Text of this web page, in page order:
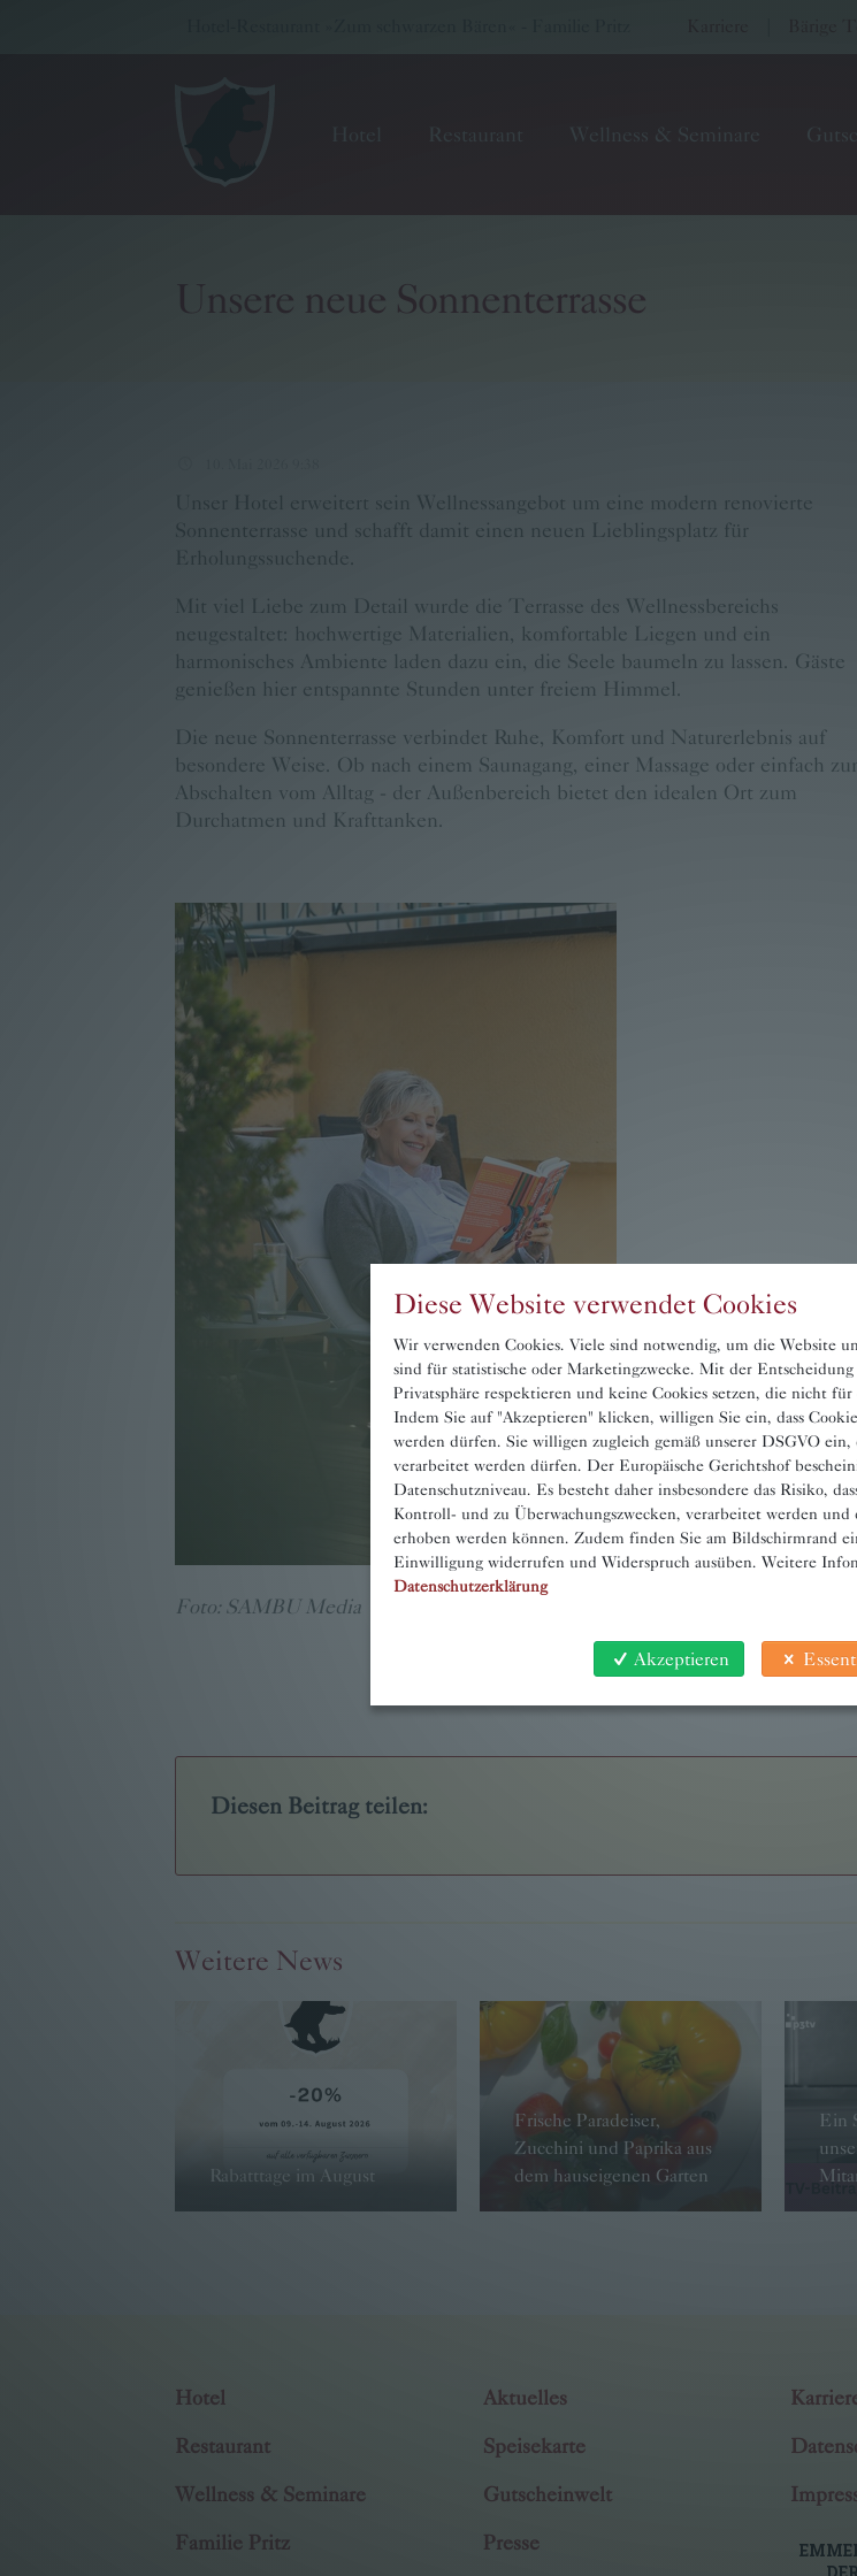
Restaurant Wellness & Seminare
Familie Pritz
Buchen
Unsere neue Sonnenterrasse
Unser Hotel erweitert sein Wellnessangebot um eine modern renovierte
Sonnenterrasse und schafft damit einen neuen Lieblingsplatz für
Erholungssuchende.
Mit viel Liebe zum Detail wurde die Terrasse des Wellnessbereichs
neugestaltet: hochwertige Materialien, komfortable Liegen und ein
harmonisches Ambiente laden dazu ein, die Seele baumeln zu lassen. Gäste
genießen hier entspannte Stunden unter freiem Himmel.
Die neue Sonnenterrasse verbindet Ruhe, Komfort und Naturerlebnis auf
besondere Weise. Ob nach einem Saunagang, einer Massage oder einfach
Abschalten vom Alltag - der Außenbereich bietet den idealen Ort zum
Durchatmen und Krafttanken.
Foto: SAMBU Media
Diesen Beitrag teilen:
Weitere News
Rabatttage im August
Frische Paradeiser,
Zucchini und Paprika aus
dem hauseigenen Garten
Ein
Hotel
Restaurant
Wellness & Seminare
Familie Pritz
Aktuelles
Speisekarte
Gutscheinwelt
Presse
Diese Website verwendet Cookies
Wir verwenden Cookies. Viele sind notwendig, um die Website
sind für statistische oder Marketingzwecke. Mit der
Privatsphäre respektieren und keine Cookies setzen, die nicht
Indem Sie auf "Akzeptieren" klicken, willigen Sie ein, dass
werden dürfen. Sie willigen zugleich gemäß unserer DSGVO ein,
verarbeitet werden dürfen. Der Europäische Gerichtshof
Datenschutzniveau. Es besteht daher insbesondere das Risiko,
Kontroll- und zu Überwachungszwecken, verarbeitet werden und
erhoben werden können. Zudem finden Sie am Bildschirmrand
Einwilligung widerrufen und Widerspruch ausüben. Weitere
Datenschutzerklärung
Akzeptieren